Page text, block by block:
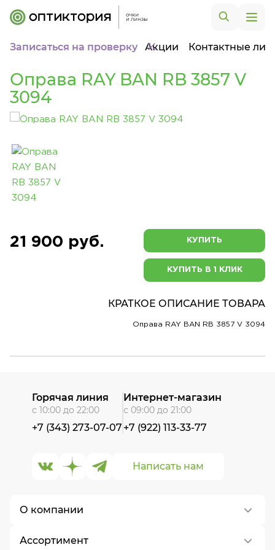
Записаться на проверку Акции Контактные
Оправа RAY BAN RB 3857 V
3094
21 900 руб. КУПИТЬ
КУПИТЬ В 1 КЛИК
КРАТКОЕ ОПИСАНИЕ ТОВАРА
Оправа RAY BAN RB 3857 V 3094
О компании
О нас
Ассортимент
Написать нам
Горячая линия
с 10:00 до 22:00
+7 (343) 273-07-07
Интернет-магазин
с 09:00 до 21:00
+7 (922) 113-33-77